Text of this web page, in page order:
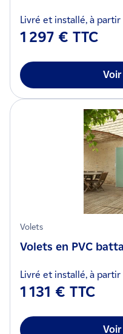
Livré et installé, à partir
1 297 € TTC
Volets
Volets en PVC
Livré et installé, à partir
1 131 € TTC